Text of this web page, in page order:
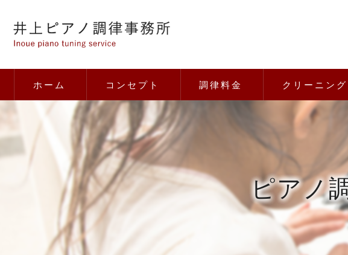
ホーム コンセプト 調律料金 クリーニング
ピアノ